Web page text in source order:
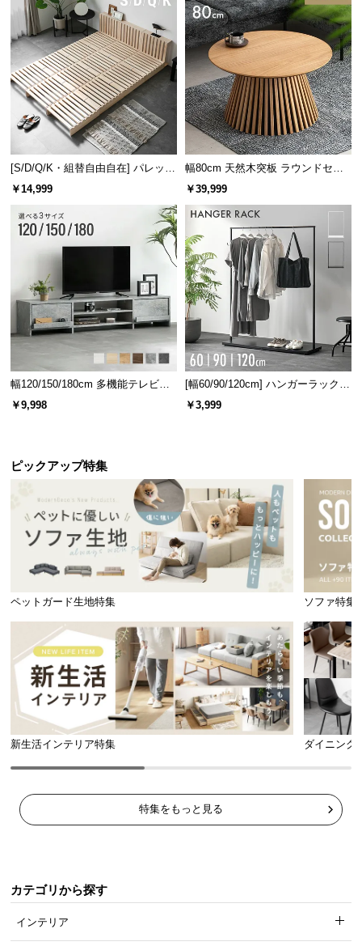
[S/D/Q/K・組替自由自在] パレット
ベッド 8/12/16枚セット
￥14,999
幅80cm 天然木突板 ラウンドセン
ターテーブル 美しい格子デザイン
￥39,999
幅120/150/180cm 多機能テレビボ
ード 木目/石目調 オープン収納・
￥9,998
[幅60/90/120cm] ハンガーラック
スチール 4段階高さ調節 サイドフ
￥3,999
ピックアップ特集
ペットガード生地特集 ソファ特集
新生活インテリア特集 ダイニング
特集をもっと見る
カテゴリから探す
インテリア